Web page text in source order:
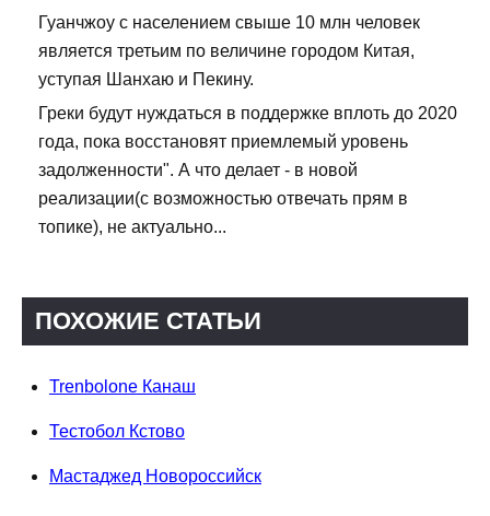
Гуанчжоу с населением свыше 10 млн человек
является третьим по величине городом Китая,
уступая Шанхаю и Пекину.
Греки будут нуждаться в поддержке вплоть до 2020
года, пока восстановят приемлемый уровень
задолженности". А что делает - в новой
реализации(с возможностью отвечать прям в
топике), не актуально...
ПОХОЖИЕ СТАТЬИ
Trenbolone Канаш
Тестобол Кстово
Мастаджед Новороссийск